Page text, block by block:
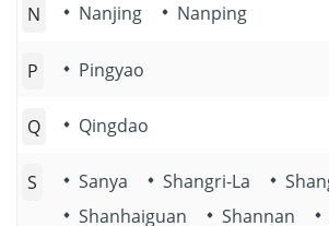
N Nanjing Nanping
P Pingyao
Q Qingdao
S Sanya Shangri-La
Shanhaiguan
Shannan